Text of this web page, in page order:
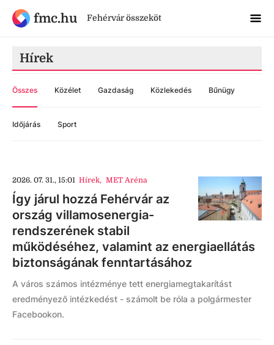
fmc.hu Fehérvár összeköt
Hírek
Összes Közélet Gazdaság Közlekedés Bűnügy
Időjárás Sport
2026. 07. 31., 15:01 Hírek, MET Aréna
Így járul hozzá Fehérvár az
ország villamosenergia-
rendszerének stabil
működéséhez, valamint az energiaellátás
biztonságának fenntartásához
A város számos intézménye tett energiamegtakarítást
eredményező intézkedést - számolt be róla a polgármester
Facebookon.